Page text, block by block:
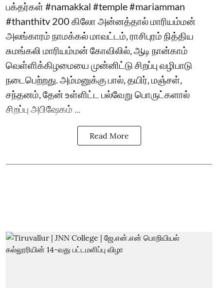
பக்தர்கள் #namakkal #temple #mariamman
#thanthitv 200 கிலோ அன்னத்தால் மாரியம்மன்
அலங்காரம் நாமக்கல் மாவட்டம், ராசிபுரம் நித்திய
சுமங்கலி மாரியம்மன் கோவிலில், ஆடி நான்காம்
வெள்ளிக்கிழமையை முன்னிட்டு சிறப்பு வழிபாடு
நடைபெற்றது. அம்மனுக்கு பால், தயிர், மஞ்சள்,
சந்தனம், தேன் உள்ளிட்ட பல்வேறு பொருட்களால்
சிறப்பு அபிஷேகம் ...
Read More